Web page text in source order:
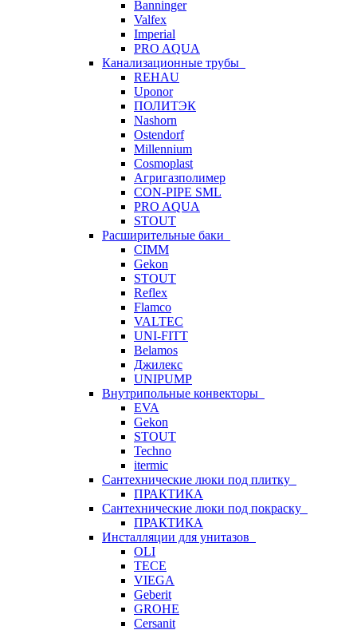
Banninger
Valfex
Imperial
PRO AQUA
Канализационные трубы
REHAU
Uponor
ПОЛИТЭК
Nashorn
Ostendorf
Millennium
Cosmoplast
Агригазполимер
CON-PIPE SML
PRO AQUA
STOUT
Расширительные баки
CIMM
Gekon
STOUT
Reflex
Flamco
VALTEC
UNI-FITT
Belamos
Джилекс
UNIPUMP
Внутрипольные конвекторы
EVA
Gekon
STOUT
Techno
itermic
Сантехнические люки под плитку
ПРАКТИКА
Сантехнические люки под покраску
ПРАКТИКА
Инсталляции для унитазов
OLI
TECE
VIEGA
Geberit
GROHE
Cersanit